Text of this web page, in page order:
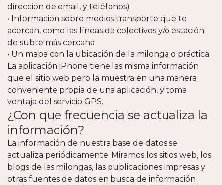
dirección de email, y teléfonos)
• Información sobre medios transporte que te
acercan, como las líneas de colectivos y/o estación
de subte más cercana
• Un mapa con la ubicación de la milonga o práctica
La aplicación iPhone tiene las misma información
que el sitio web pero la muestra en una manera
conveniente propia de una aplicación, y toma
ventaja del servicio GPS.
¿Con que frecuencia se actualiza la
información?
La información de nuestra base de datos se
actualiza periódicamente. Miramos los sitios web, los
blogs de las milongas, las publicaciones impresas y
otras fuentes de datos en busca de información